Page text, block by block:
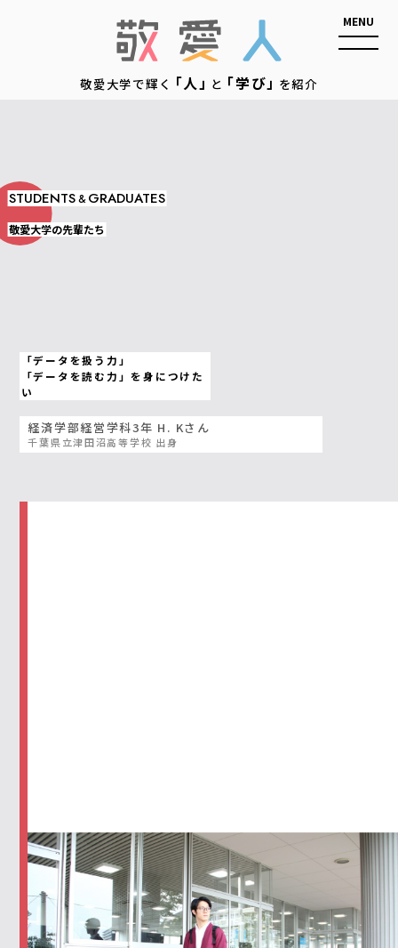
敬愛大学で輝く「人」と「学び」を紹介
STUDENTS&GRADUATES
敬愛大学の先輩たち
「データを扱う力」
「データを読む力」を身につけた
い
経済学部経営学科3年 H. Kさん
千葉県立津田沼高等学校 出身